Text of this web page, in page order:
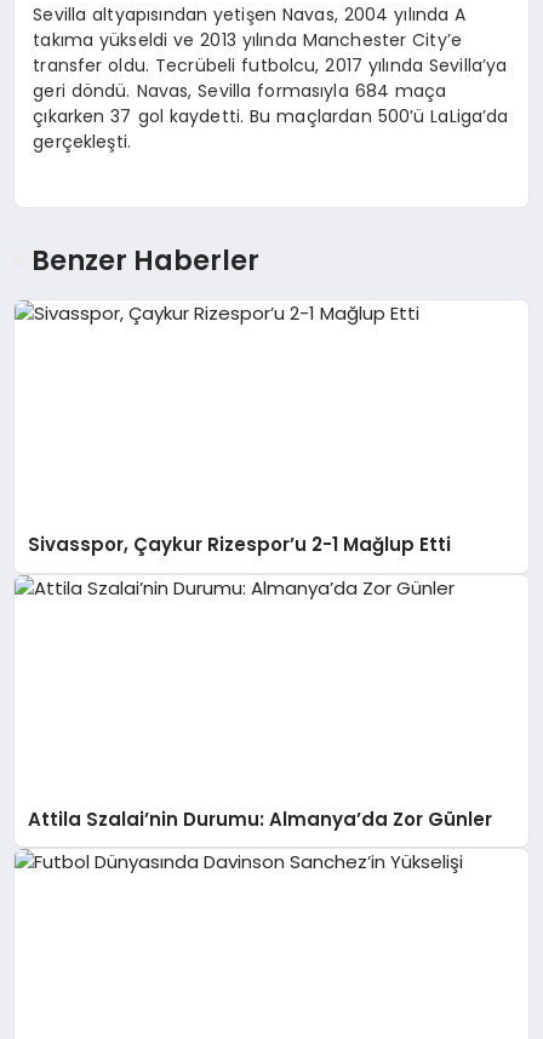
Sevilla altyapısından yetişen Navas, 2004 yılında A
takıma yükseldi ve 2013 yılında Manchester City’e
transfer oldu. Tecrübeli futbolcu, 2017 yılında Sevilla’ya
geri döndü. Navas, Sevilla formasıyla 684 maça
çıkarken 37 gol kaydetti. Bu maçlardan 500’ü LaLiga’da
gerçekleşti.
Benzer Haberler
Sivasspor, Çaykur Rizespor’u 2-1 Mağlup Etti
Attila Szalai’nin Durumu: Almanya’da Zor Günler